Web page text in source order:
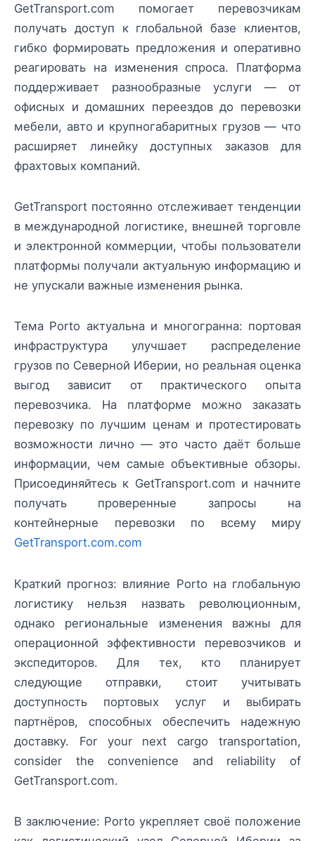
GetTransport.com помогает перевозчикам
получать доступ к глобальной базе клиентов,
гибко формировать предложения и оперативно
реагировать на изменения спроса. Платформа
поддерживает разнообразные услуги — от
офисных и домашних переездов до перевозки
мебели, авто и крупногабаритных грузов — что
расширяет линейку доступных заказов для
фрахтовых компаний.
GetTransport постоянно отслеживает тенденции
в международной логистике, внешней торговле
и электронной коммерции, чтобы пользователи
платформы получали актуальную информацию и
не упускали важные изменения рынка.
Тема Porto актуальна и многогранна: портовая
инфраструктура улучшает распределение
грузов по Северной Иберии, но реальная оценка
выгод зависит от практического опыта
перевозчика. На платформе можно заказать
перевозку по лучшим ценам и протестировать
возможности лично — это часто даёт больше
информации, чем самые объективные обзоры.
Присоединяйтесь к GetTransport.com и начните
получать проверенные запросы на
контейнерные перевозки по всему миру
GetTransport.com.com
Краткий прогноз: влияние Porto на глобальную
логистику нельзя назвать революционным,
однако региональные изменения важны для
операционной эффективности перевозчиков и
экспедиторов. Для тех, кто планирует
следующие отправки, стоит учитывать
доступность портовых услуг и выбирать
партнёров, способных обеспечить надежную
доставку. For your next cargo transportation,
consider the convenience and reliability of
GetTransport.com.
В заключение: Porto укрепляет своё положение